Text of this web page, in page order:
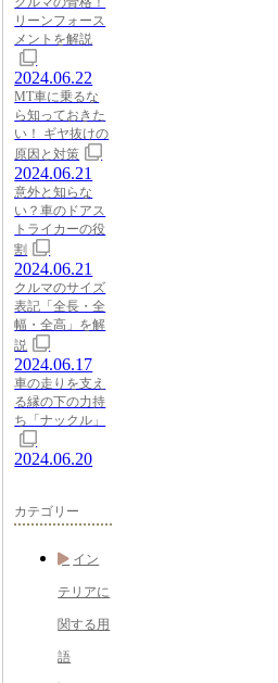
リーンフォース
メントを解説
2024.06.22
MT車に乗るな
ら知っておきた
い！ ギヤ抜けの
原因と対策
2024.06.21
意外と知らな
い？車のドアス
トライカーの役
割
2024.06.21
クルマのサイズ
表記「全長・全
幅・全高」を解
説
2024.06.17
車の走りを支え
る縁の下の力持
ち「ナックル」
2024.06.20
カテゴリー
イン
テリアに
関する用
語